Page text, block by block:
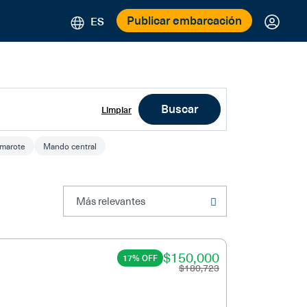
ES Publicar embarcación
Limpiar Buscar
Mando central
17% OFF $150,000
$180,723